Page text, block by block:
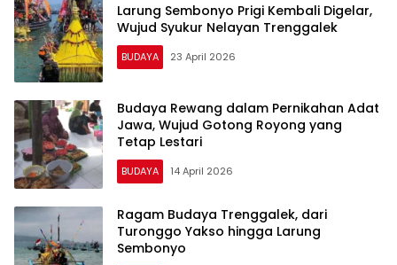
Larung Sembonyo Prigi Kembali Digelar,
Wujud Syukur Nelayan Trenggalek
BUDAYA 23 April 2026
Budaya Rewang dalam Pernikahan Adat
Jawa, Wujud Gotong Royong yang
Tetap Lestari
BUDAYA 14 April 2026
Ragam Budaya Trenggalek, dari
Turonggo Yakso hingga Larung
Sembonyo